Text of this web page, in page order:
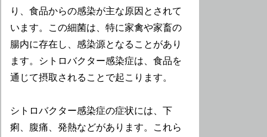
り、食品からの感染が主な原因とされて
います。この細菌は、特に家禽や家畜の
腸内に存在し、感染源となることがあり
ます。シトロバクター感染症は、食品を
通じて摂取されることで起こります。
シトロバクター感染症の症状には、下
痢、腹痛、発熱などがあります。これら